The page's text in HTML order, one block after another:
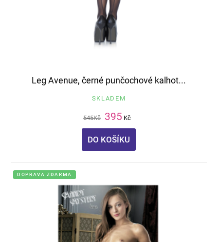
Leg Avenue, černé punčochové kalhot...
SKLADEM
545Kč 395 Kč
DO KOŠÍKU
DOPRAVA ZDARMA